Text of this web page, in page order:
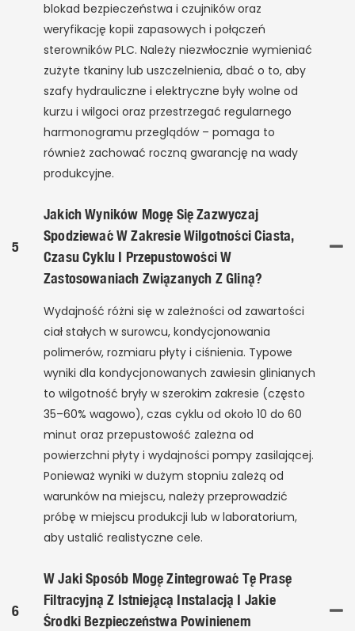
blokad bezpieczeństwa i czujników oraz
weryfikację kopii zapasowych i połączeń
sterowników PLC. Należy niezwłocznie wymieniać
zużyte tkaniny lub uszczelnienia, dbać o to, aby
szafy hydrauliczne i elektryczne były wolne od
kurzu i wilgoci oraz przestrzegać regularnego
harmonogramu przeglądów – pomaga to
również zachować roczną gwarancję na wady
produkcyjne.
5
Jakich Wyników Mogę Się Zazwyczaj
Spodziewać W Zakresie Wilgotności Ciasta,
Czasu Cyklu I Przepustowości W
Zastosowaniach Związanych Z Gliną?
Wydajność różni się w zależności od zawartości
ciał stałych w surowcu, kondycjonowania
polimerów, rozmiaru płyty i ciśnienia. Typowe
wyniki dla kondycjonowanych zawiesin glinianych
to wilgotność bryły w szerokim zakresie (często
35–60% wagowo), czas cyklu od około 10 do 60
minut oraz przepustowość zależna od
powierzchni płyty i wydajności pompy zasilającej.
Ponieważ wyniki w dużym stopniu zależą od
warunków na miejscu, należy przeprowadzić
próbę w miejscu produkcji lub w laboratorium,
aby ustalić realistyczne cele.
6
W Jaki Sposób Mogę Zintegrować Tę Prasę
Filtracyjną Z Istniejącą Instalacją I Jakie
Środki Bezpieczeństwa Powinienem